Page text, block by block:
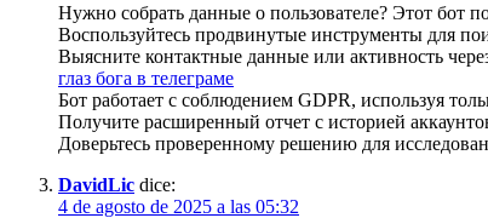
Нужно собрать данные о пользователе? Этот бот
Воспользуйтесь продвинутые инструменты для
Выясните контактные данные или активность
глаз бога в телеграме
Бот работает с соблюдением GDPR, используя
Получите расширенный отчет с историей
Доверьтесь проверенному решению для
DavidLic dice:
4 de agosto de 2025 a las 05:32